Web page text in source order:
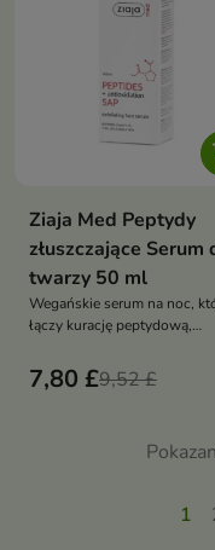
Ziaja Med Peptydy
złuszczające Serum
twarzy 50 ml
Wegańskie serum na noc,
łączy kurację peptydową,
witaminy C SAP oraz
złuszczające. Formuła z 1%
hialuronowym i pantenolem
promienny oraz wypoczęty
7,80 £9,52 £
1